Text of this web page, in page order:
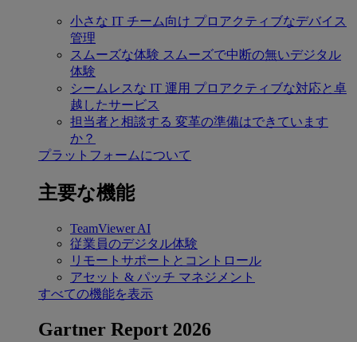
小さな IT チーム向け プロアクティブなデバイス
管理
スムーズな体験 スムーズで中断の無いデジタル
体験
シームレスな IT 運用 プロアクティブな対応と卓
越したサービス
担当者と相談する 変革の準備はできています
か？
プラットフォームについて
主要な機能
TeamViewer AI
従業員のデジタル体験
リモートサポートとコントロール
アセット & パッチ マネジメント
すべての機能を表示
Gartner Report 2026